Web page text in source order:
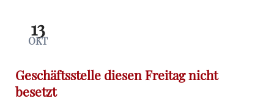
13
OKT
Geschäftsstelle diesen Freitag nicht
besetzt